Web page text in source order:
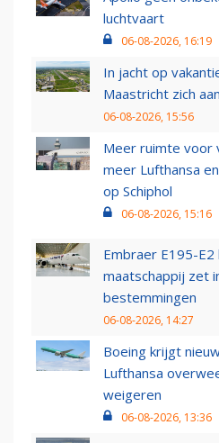
luchtvaart
06-08-2026, 16:19
In jacht op
Maastricht zich
06-08-2026, 15:56
Meer ruimte voor
meer Lufthansa
op Schiphol
06-08-2026, 15:16
Embraer E195-E2
maatschappij zet
bestemmingen
06-08-2026, 14:27
Boeing krijgt
Lufthansa
weigeren
06-08-2026, 13:36